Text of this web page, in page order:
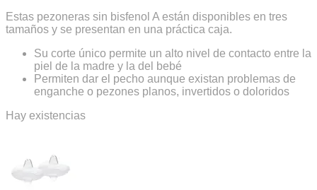
Estas pezoneras sin bisfenol A están disponibles en tres
tamaños y se presentan en una práctica caja.
Su corte único permite un alto nivel de contacto entre la
piel de la madre y la del bebé
Permiten dar el pecho aunque existan problemas de
enganche o pezones planos, invertidos o doloridos
Hay existencias